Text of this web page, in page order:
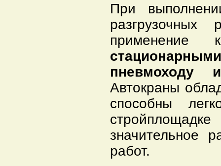
При
пневмоходу
Автокраны
способны
значительное
работ.